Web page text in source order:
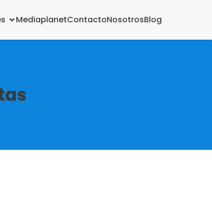
MediaplanetContactoNosotrosBlog